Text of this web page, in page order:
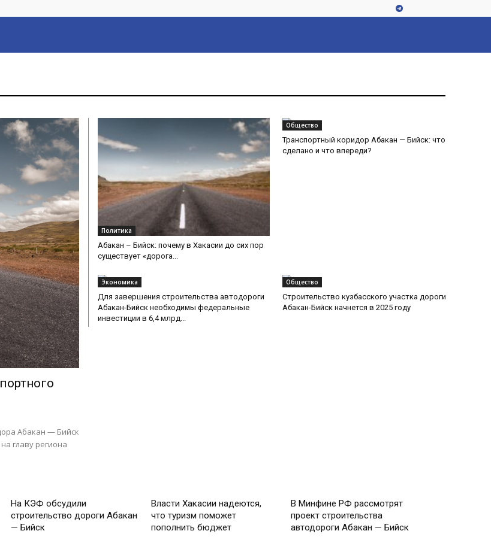
Абакан — Бийск
главу региона
Политика
Абакан – Бийск: почему в Хакасии до сих пор
существует «дорога...
Общество
Транспортный коридор Абакан — Бийск: что
сделано и что впереди?
Экономика
Для завершения строительства автодороги
Абакан-Бийск необходимы федеральные
инвестиции в 6,4 млрд...
Общество
Строительство кузбасского участка дороги
Абакан-Бийск начнется в 2025 году
На КЭФ обсудили
строительство дороги Абакан
— Бийск
Власти Хакасии надеются,
что туризм поможет
пополнить бюджет
В Минфине РФ рассмотрят
проект строительства
автодороги Абакан — Бийск